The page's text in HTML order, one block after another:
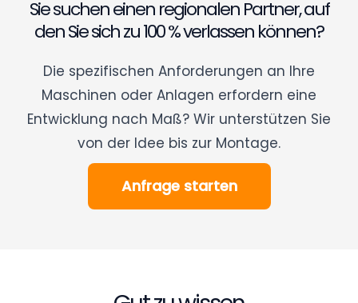
Sie suchen einen regionalen Partner, auf
den Sie sich zu 100 % verlassen können?
Die spezifischen Anforderungen an Ihre
Maschinen oder Anlagen erfordern eine
Entwicklung nach Maß? Wir unterstützen Sie
von der Idee bis zur Montage.
Anfrage starten